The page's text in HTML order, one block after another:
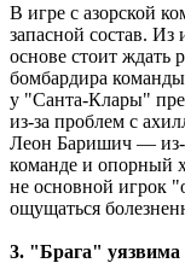
В игре с азорской
запасной состав.
основе стоит ждать
бомбардира
у "Санта-Клары"
из-за проблем с
Леон Баришич ―
команде и опорный
не основной игрок
ощущаться
3. "Брага" уязвима